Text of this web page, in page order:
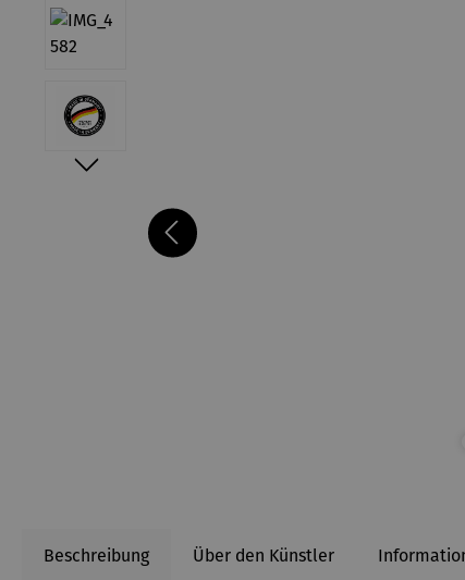
Bildergalerie überspringen
Beschreibung Über den Künstler